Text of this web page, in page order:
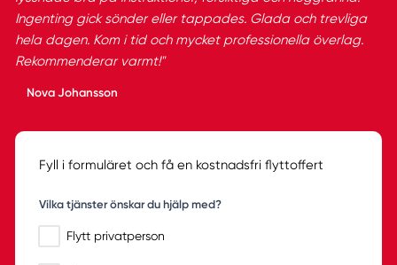
Ingenting gick sönder eller tappades. Glada och trevliga
hela dagen. Kom i tid och mycket professionella överlag.
Rekommenderar varmt!"
Nova Johansson
Fyll i formuläret och få en kostnadsfri flyttoffert
Vilka tjänster önskar du hjälp med?
Flytt privatperson